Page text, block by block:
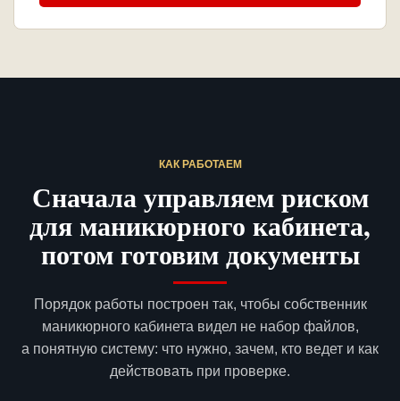
КАК РАБОТАЕМ
Сначала управляем риском
для маникюрного кабинета,
потом готовим документы
Порядок работы построен так, чтобы собственник
маникюрного кабинета видел не набор файлов,
а понятную систему: что нужно, зачем, кто ведет и как
действовать при проверке.